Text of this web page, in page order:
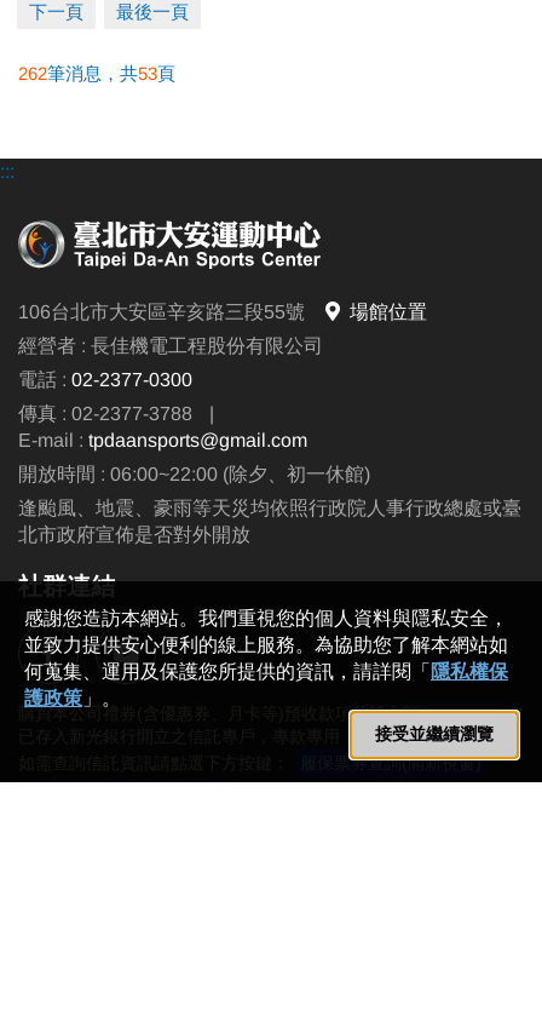
能就是你！
─── 售票資訊 ───
連結｜
不論你是運動愛好者，還是想親身感受國際賽事氛
圍，快標註好友相約購票，
宴，感受汗水與榮耀交織的瞬間！
購票懶人包 ｜https://reurl.cc/W0L6X9
下一頁 最後一頁
262筆消息，共53頁
:::
106台北市大安區辛亥路三段55號
場館位置
經營者 : 長佳機電工程股份有限公司
電話 : 02-2377-0300
傳真 : 02-2377-3788
|
E-mail : tpdaansports@gmail.com
開放時間 : 06:00~22:00 (除夕、初一休館)
逢颱風、地震、豪雨等天災均依照行政院人事行政總處或臺
北市政府宣佈是否對外開放
社群連結
購買本公司禮券(含優惠券、月卡等)預收款項信託金額
履保票券查詢(開新視窗)